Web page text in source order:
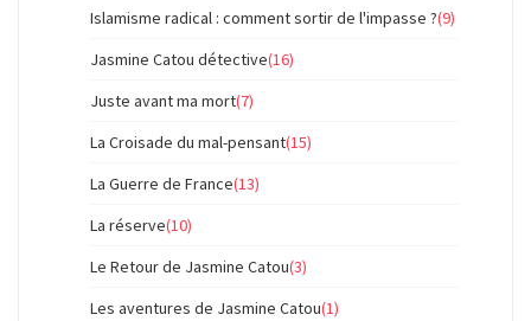
Islamisme radical : comment sortir de l'impasse ?(9)
Jasmine Catou détective(16)
Juste avant ma mort(7)
La Croisade du mal-pensant(15)
La Guerre de France(13)
La réserve(10)
Le Retour de Jasmine Catou(3)
Les aventures de Jasmine Catou(1)